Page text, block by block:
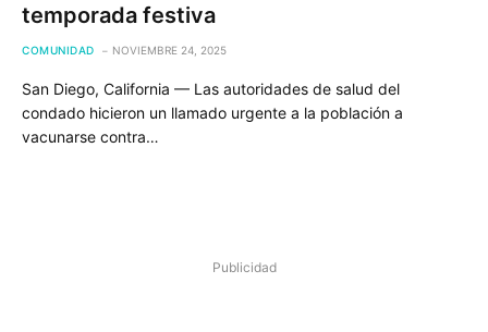
temporada festiva
COMUNIDAD NOVIEMBRE 24, 2025
San Diego, California — Las autoridades de salud del
condado hicieron un llamado urgente a la población a
vacunarse contra…
Publicidad